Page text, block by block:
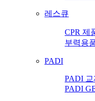
레스큐
CPR 제
부력용
PADI
PADI 교
PADI